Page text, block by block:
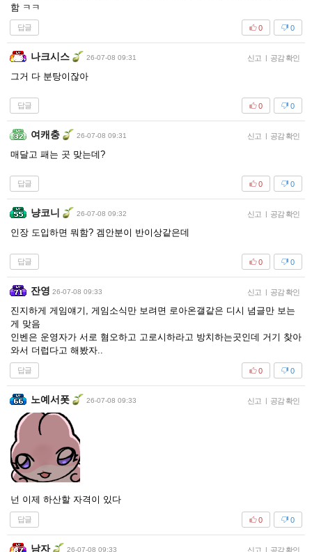
함 ㅋㅋ
답글 0
0
나크시스 26-07-08 09:31 신고 | 공감 확인
그거 다 분탕이잖아
답글 0
0
여캐충 26-07-08 09:31 신고 | 공감 확인
매달고 패는 곳 맞는데?
답글 0
0
냥코니 26-07-08 09:32 신고 | 공감 확인
인장 도입하면 뭐함? 겜안분이 반이상같은데
답글 0
0
잔영 26-07-08 09:33 신고 | 공감 확인
진지하게 게임얘기, 게임소식만 보려면 로아온갤같은 디시 념글만 보는
게 맞음
인벤은 운영자가 서로 혐오하고 고로시하라고 방치하는곳인데 거기 찾아
와서 더럽다고 해봤자..
답글 0
0
노예서폿 26-07-08 09:33 신고 | 공감 확인
넌 이제 하산할 자격이 있다
답글 0
0
남자 26-07-08 09:33 신고 | 공감 확인